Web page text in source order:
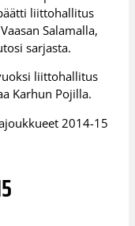
liittohallitus
Salamalla,
sarjasta.
liittohallitus
Karhun Pojilla.
2014-15